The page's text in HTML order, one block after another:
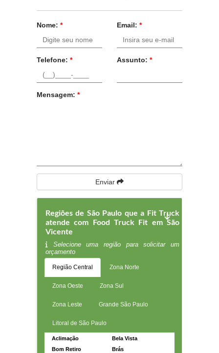
Nome: * Email: *
Telefone: * Assunto: *
Mensagem: *
Enviar
Regiões de São Paulo que a Fit Truck
atende com Food Truck Fit em São
Vicente
Selecione uma região para solicitar um
orçamento
Região Central Zona Norte
Zona Oeste Zona Sul
Zona Leste Grande São Paulo
Litoral de São Paulo
Aclimação
Bela Vista
Bom Retiro
Brás